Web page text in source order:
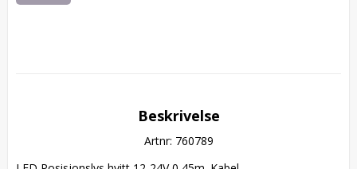
Beskrivelse
Artnr: 760789